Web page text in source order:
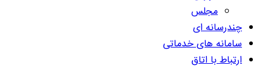
مجلس
چندرسانه ای
سامانه های خدماتی
ارتباط با اتاق